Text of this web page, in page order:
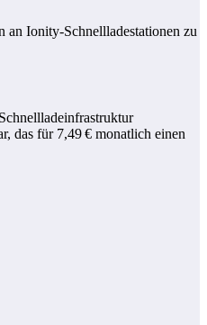
an Ionity-Schnellladestationen zu
das für 7,49 € monatlich einen